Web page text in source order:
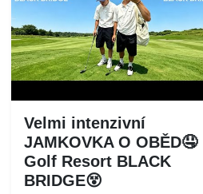
Velmi intenzivní
JAMKOVKA O OBĚD🤤
Golf Resort BLACK
BRIDGE😵